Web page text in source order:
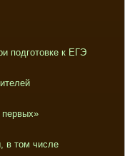
подготовке к ЕГЭ
в том числе